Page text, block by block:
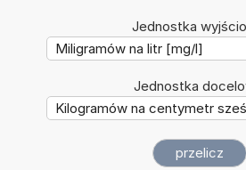
Jednostka
Jednostka